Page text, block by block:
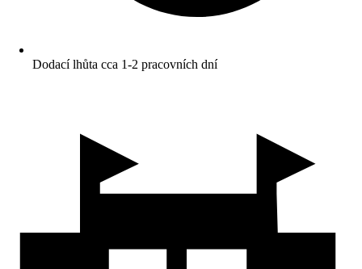
Dodací lhůta cca 1-2 pracovních dní